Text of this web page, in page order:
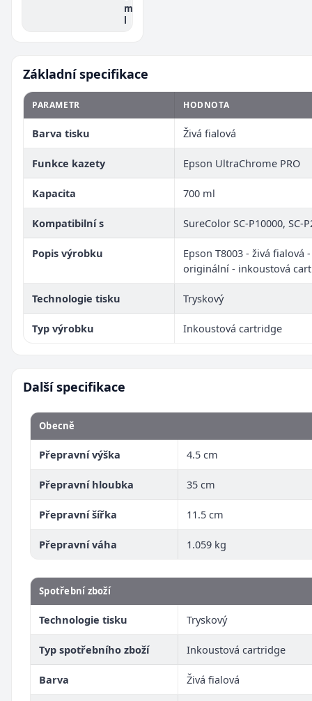
m
l
Základní specifikace
PARAMETR HODNOTA
Barva tisku Živá fialová
Funkce kazety Epson UltraChrome PRO
Kapacita 700 ml
Kompatibilní s SureColor SC-P10000, SC-
Popis výrobku
Epson T8003 - živá fialová -
originální - inkoustová
Technologie tisku Tryskový
Typ výrobku Inkoustová cartridge
Další specifikace
Obecně
Přepravní výška 4.5 cm
Přepravní hloubka 35 cm
Přepravní šířka 11.5 cm
Přepravní váha 1.059 kg
Spotřební zboží
Technologie tisku Tryskový
Typ spotřebního zboží Inkoustová cartridge
Barva Živá fialová